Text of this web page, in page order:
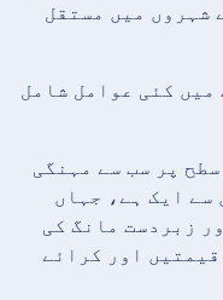
شہروں میں مستقل
میں کئی عوامل شامل
پر سب سے مہنگی
سے ایک ہے، جہاں
زبردست مانگ کی
اور کرائے